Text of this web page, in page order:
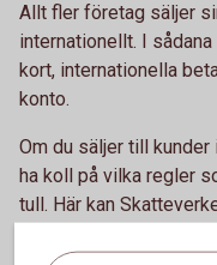
Allt fler företag säljer
internationellt. I
kort, internationella
konto.
Om du säljer till
ha koll på vilka regler
tull. Här kan